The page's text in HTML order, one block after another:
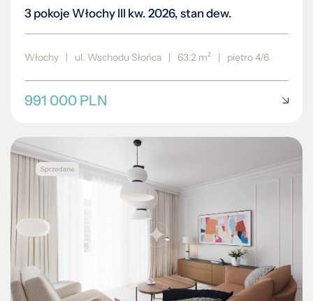
3 pokoje Włochy III kw. 2026, stan dew.
Włochy | ul. Wschodu Słońca | 63.2 m² | piętro 4/6
991 000 PLN